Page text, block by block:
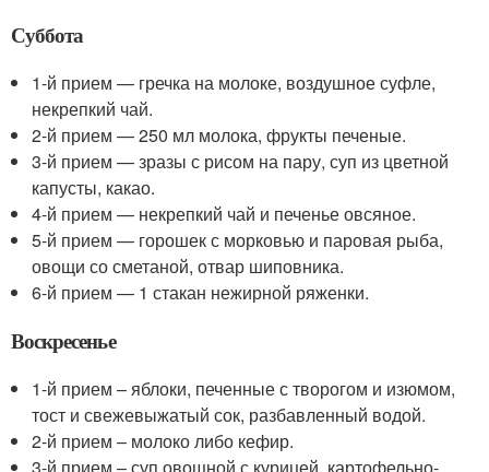
Суббота
1-й прием — гречка на молоке, воздушное суфле,
некрепкий чай.
2-й прием — 250 мл молока, фрукты печеные.
3-й прием — зразы с рисом на пару, суп из цветной
капусты, какао.
4-й прием — некрепкий чай и печенье овсяное.
5-й прием — горошек с морковью и паровая рыба,
овощи со сметаной, отвар шиповника.
6-й прием — 1 стакан нежирной ряженки.
Воскресенье
1-й прием – яблоки, печенные с творогом и изюмом,
тост и свежевыжатый сок, разбавленный водой.
2-й прием – молоко либо кефир.